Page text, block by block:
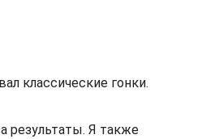
классические гонки.
результаты. Я также